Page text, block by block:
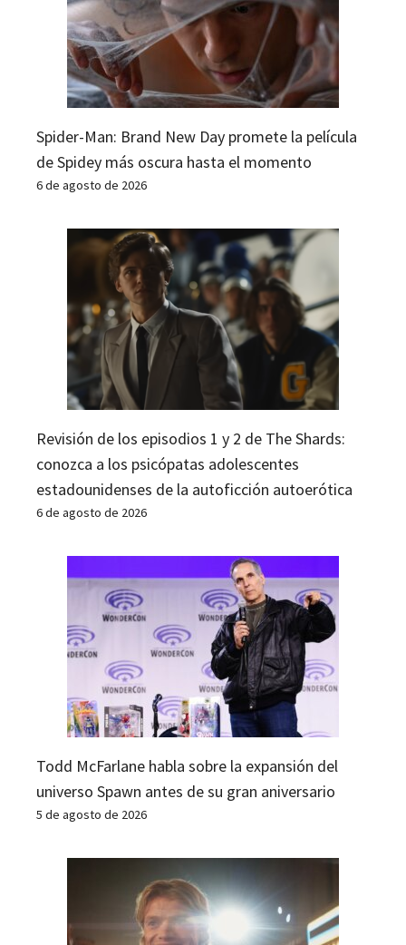
Spider-Man: Brand New Day promete la película
de Spidey más oscura hasta el momento
6 de agosto de 2026
Revisión de los episodios 1 y 2 de The Shards:
conozca a los psicópatas adolescentes
estadounidenses de la autoficción autoerótica
6 de agosto de 2026
Todd McFarlane habla sobre la expansión del
universo Spawn antes de su gran aniversario
5 de agosto de 2026